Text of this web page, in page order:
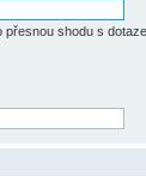
přesnou shodu s